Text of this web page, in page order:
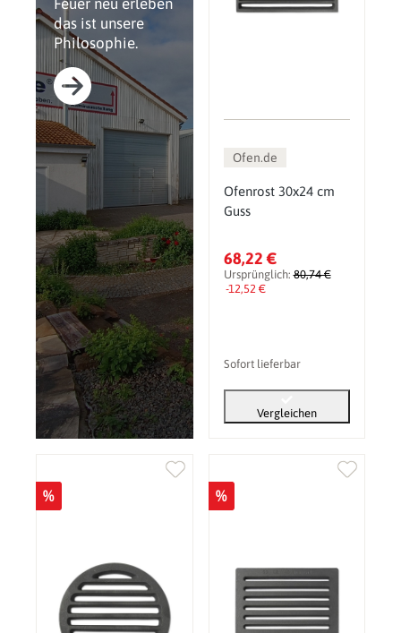
Feuer neu erleben
das ist unsere
Philosophie.
Ofen.de
Ofenrost 30x24 cm
Guss
68,22 €
Ursprünglich:80,74 €
-12,52 €
Sofort lieferbar
Vergleichen
% %